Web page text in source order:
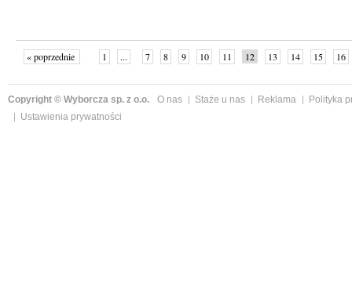
« poprzednie 1 ... 7 8 9 10 11 12 13 14 15 16
Copyright © Wyborcza sp. z o.o. O nas Staże u nas Reklama
Polityka
Ustawienia prywatności